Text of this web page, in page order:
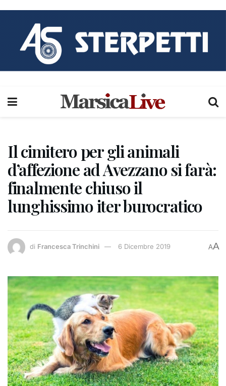
Il cimitero per gli animali
d’affezione ad Avezzano si farà:
finalmente chiuso il
lunghissimo iter burocratico
di Francesca Trinchini 6 Dicembre 2019 AA